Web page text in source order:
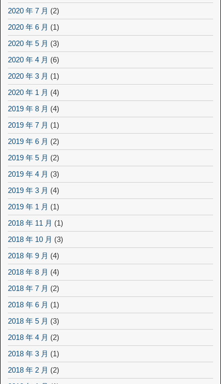
2020 年 7 月 (2)
2020 年 6 月 (1)
2020 年 5 月 (3)
2020 年 4 月 (6)
2020 年 3 月 (1)
2020 年 1 月 (4)
2019 年 8 月 (4)
2019 年 7 月 (1)
2019 年 6 月 (2)
2019 年 5 月 (2)
2019 年 4 月 (3)
2019 年 3 月 (4)
2019 年 1 月 (1)
2018 年 11 月 (1)
2018 年 10 月 (3)
2018 年 9 月 (4)
2018 年 8 月 (4)
2018 年 7 月 (2)
2018 年 6 月 (1)
2018 年 5 月 (3)
2018 年 4 月 (2)
2018 年 3 月 (1)
2018 年 2 月 (2)